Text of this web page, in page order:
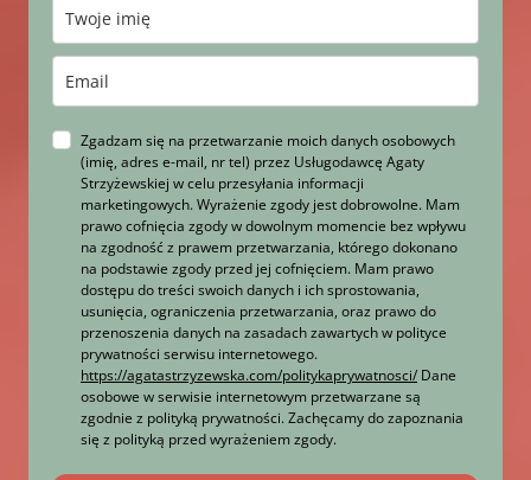
Zgadzam się na przetwarzanie moich danych osobowych
(imię, adres e-mail, nr tel) przez Usługodawcę Agaty
Strzyżewskiej w celu przesyłania informacji
marketingowych. Wyrażenie zgody jest dobrowolne. Mam
prawo cofnięcia zgody w dowolnym momencie bez wpływu
na zgodność z prawem przetwarzania, którego dokonano
na podstawie zgody przed jej cofnięciem. Mam prawo
dostępu do treści swoich danych i ich sprostowania,
usunięcia, ograniczenia przetwarzania, oraz prawo do
przenoszenia danych na zasadach zawartych w polityce
prywatności serwisu internetowego.
https://agatastrzyzewska.com/politykaprywatnosci/ Dane
osobowe w serwisie internetowym przetwarzane są
zgodnie z polityką prywatności. Zachęcamy do zapoznania
się z polityką przed wyrażeniem zgody.